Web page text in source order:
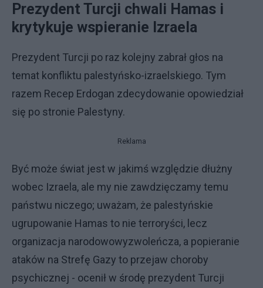
Prezydent Turcji chwali Hamas i
krytykuje wspieranie Izraela
Prezydent Turcji po raz kolejny zabrał głos na
temat konfliktu palestyńsko-izraelskiego. Tym
razem Recep Erdogan zdecydowanie opowiedział
się po stronie Palestyny.
Reklama
Być może świat jest w jakimś względzie dłużny
wobec Izraela, ale my nie zawdzięczamy temu
państwu niczego; uważam, że palestyńskie
ugrupowanie Hamas to nie terroryści, lecz
organizacja narodowowyzwoleńcza, a popieranie
ataków na Strefę Gazy to przejaw choroby
psychicznej - ocenił w środę prezydent Turcji